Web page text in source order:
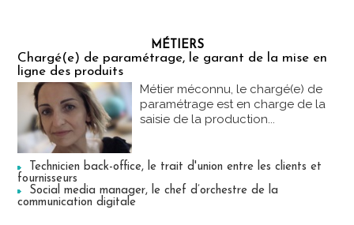
MÉTIERS
Chargé(e) de paramétrage, le garant de la mise en
ligne des produits
Métier méconnu, le chargé(e) de
paramétrage est en charge de la
saisie de la production...
Technicien back-office, le trait d'union entre les clients et
fournisseurs
Social media manager, le chef d’orchestre de la
communication digitale